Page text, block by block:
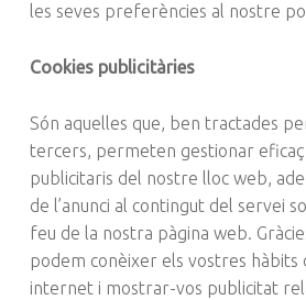
les seves preferències al nostre
Cookies publicitàries
Són aquelles que, ben tractades
tercers, permeten gestionar
publicitaris del nostre lloc web,
de l’anunci al contingut del servei
feu de la nostra pàgina web.
podem conèixer els vostres hàbits
internet i mostrar-vos publicitat